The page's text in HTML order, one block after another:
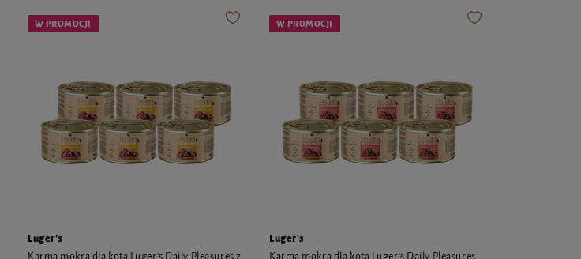
W PROMOCJI
Luger's
Karma mokra dla kota Luger's Daily Pleasures z
W PROMOCJI
Luger's
Karma mokra dla kota Luger's Daily Pleasures